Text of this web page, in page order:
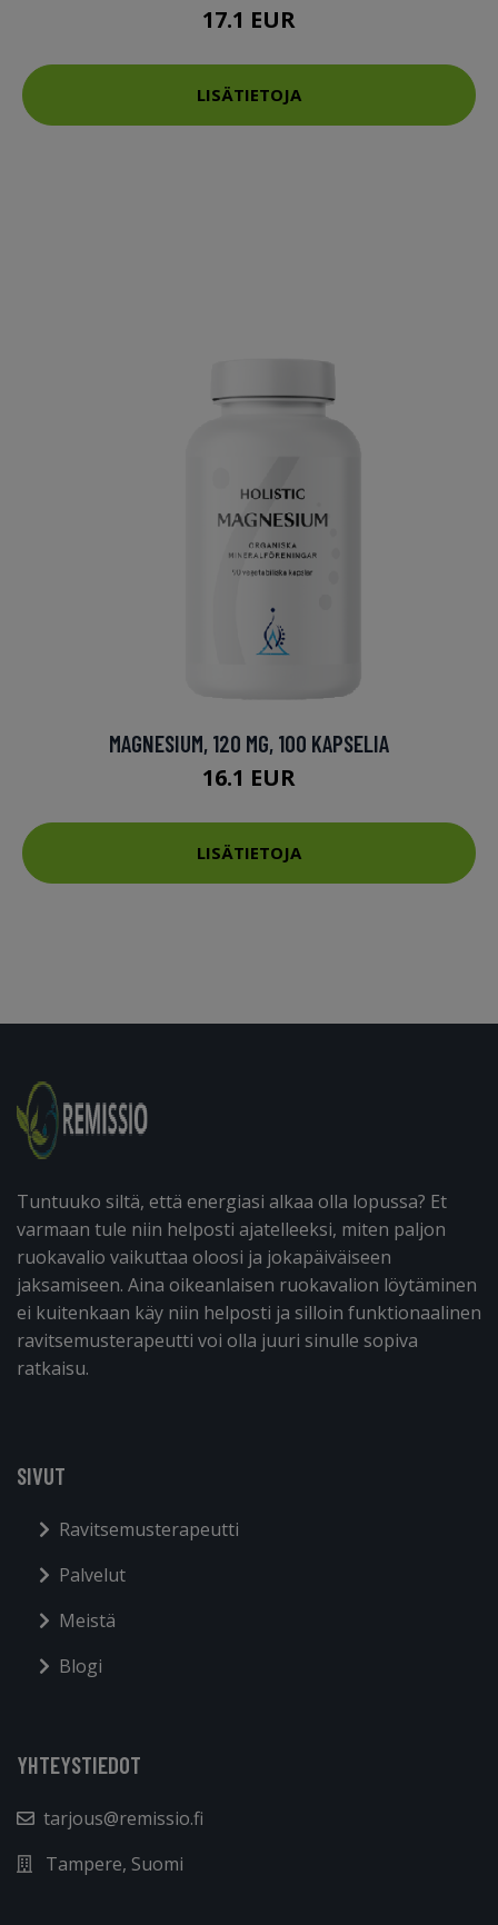
17.1 EUR
LISÄTIETOJA
MAGNESIUM, 120 MG, 100 KAPSELIA
16.1 EUR
LISÄTIETOJA
Tuntuuko siltä, että energiasi alkaa olla lopussa? Et
varmaan tule niin helposti ajatelleeksi, miten paljon
ruokavalio vaikuttaa oloosi ja jokapäiväiseen
jaksamiseen. Aina oikeanlaisen ruokavalion löytäminen
ei kuitenkaan käy niin helposti ja silloin funktionaalinen
ravitsemusterapeutti voi olla juuri sinulle sopiva
ratkaisu.
SIVUT
Ravitsemusterapeutti
Palvelut
Meistä
Blogi
YHTEYSTIEDOT
tarjous@remissio.fi
Tampere, Suomi